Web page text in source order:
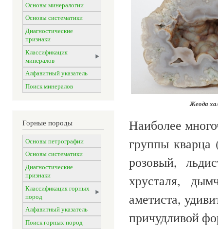
Основы минералогии
Основы систематики
Диагностические
признаки
Классификация
минералов
Алфавитный указатель
Поиск минералов
Горные породы
Основы петрографии
Основы систематики
Диагностические
признаки
Классификация горных
пород
Алфавитный указатель
Поиск горных пород
Жеода
Наиболее
группы кварца
розовый,
хрусталя,
аметиста,
причудливой